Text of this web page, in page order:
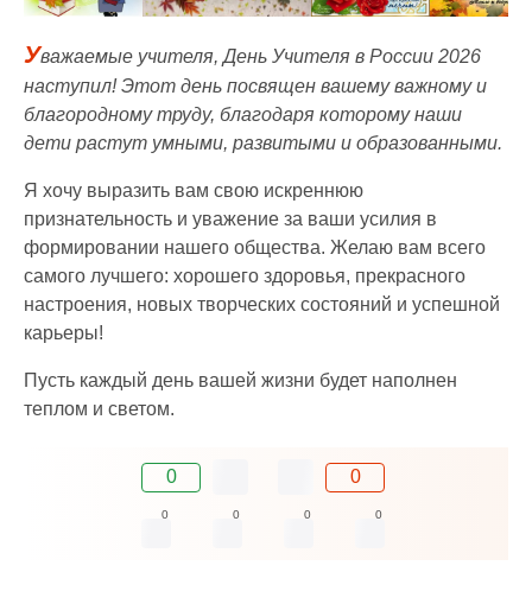
Уважаемые учителя, День Учителя в России 2026
наступил! Этот день посвящен вашему важному и
благородному труду, благодаря которому наши
дети растут умными, развитыми и образованными.
Я хочу выразить вам свою искреннюю
признательность и уважение за ваши усилия в
формировании нашего общества. Желаю вам всего
самого лучшего: хорошего здоровья, прекрасного
настроения, новых творческих состояний и успешной
карьеры!
Пусть каждый день вашей жизни будет наполнен
теплом и светом.
0 0
0 0 0 0